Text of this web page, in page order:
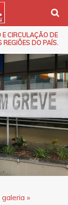
CIRCULAÇÃO DE
REGIÕES DO PAÍS.
»